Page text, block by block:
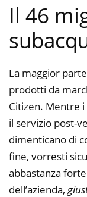
Il 46
La maggior
prodotti da
Citizen. Mentre
il servizio post-
dimenticano di
fine, vorresti
abbastanza
dell’azienda,